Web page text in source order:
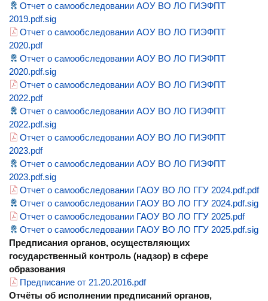
Отчет о самообследовании АОУ ВО ЛО ГИЭФПТ
2019.pdf.sig
Отчет о самообследовании АОУ ВО ЛО ГИЭФПТ
2020.pdf
Отчет о самообследовании АОУ ВО ЛО ГИЭФПТ
2020.pdf.sig
Отчет о самообследовании АОУ ВО ЛО ГИЭФПТ
2022.pdf
Отчет о самообследовании АОУ ВО ЛО ГИЭФПТ
2022.pdf.sig
Отчет о самообследовании АОУ ВО ЛО ГИЭФПТ
2023.pdf
Отчет о самообследовании АОУ ВО ЛО ГИЭФПТ
2023.pdf.sig
Отчет о самообследовании ГАОУ ВО ЛО ГГУ 2024.pdf.pdf
Отчет о самообследовании ГАОУ ВО ЛО ГГУ 2024.pdf.sig
Отчет о самообследовании ГАОУ ВО ЛО ГГУ 2025.pdf
Отчет о самообследовании ГАОУ ВО ЛО ГГУ 2025.pdf.sig
Предписания органов, осуществляющих
государственный контроль (надзор) в сфере
образования
Предписание от 21.20.2016.pdf
Отчёты об исполнении предписаний органов,